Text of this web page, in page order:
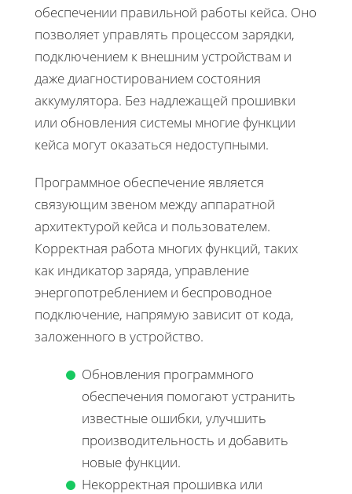
обеспечении правильной работы кейса. Оно
позволяет управлять процессом зарядки,
подключением к внешним устройствам и
даже диагностированием состояния
аккумулятора. Без надлежащей прошивки
или обновления системы многие функции
кейса могут оказаться недоступными.
Программное обеспечение является
связующим звеном между аппаратной
архитектурой кейса и пользователем.
Корректная работа многих функций, таких
как индикатор заряда, управление
энергопотреблением и беспроводное
подключение, напрямую зависит от кода,
заложенного в устройство.
Обновления программного
обеспечения помогают устранить
известные ошибки, улучшить
производительность и добавить
новые функции.
Некорректная прошивка или